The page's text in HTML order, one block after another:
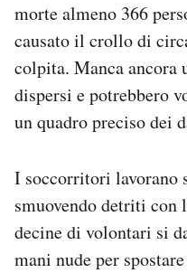
CALENDARIO
AREA PERSONALE
Area Personale
Notifiche mobile
Hai bisogno di aiuto?
Esci
morte almeno 366
causato il crollo di
colpita. Manca ancora
dispersi e potrebbero
un quadro preciso dei
I soccorritori lavorano
smuovendo detriti con
decine di volontari si
mani nude per